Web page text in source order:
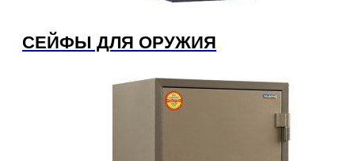
СЕЙФЫ ДЛЯ ОРУЖИЯ